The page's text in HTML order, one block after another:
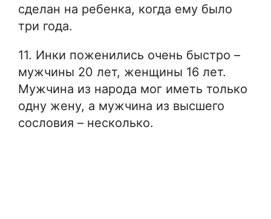
сделан на ребенка, когда ему было
три года.
11. Инки поженились очень быстро –
мужчины 20 лет, женщины 16 лет.
Мужчина из народа мог иметь только
одну жену, а мужчина из высшего
сословия – несколько.